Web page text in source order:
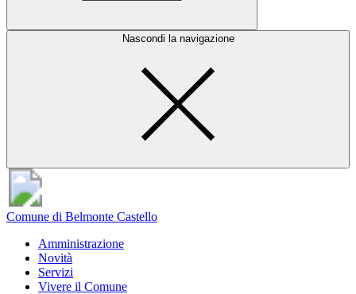
Nascondi la navigazione
Comune di Belmonte Castello
Amministrazione
Novità
Servizi
Vivere il Comune